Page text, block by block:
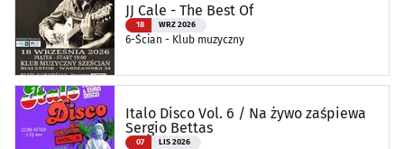
JJ Cale - The Best Of
18 WRZ 2026
6-Ścian - Klub muzyczny
Italo Disco Vol. 6 / Na żywo zaśpiewa
Sergio Bettas
07 LIS 2026